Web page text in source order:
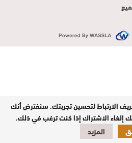
الارتباط لتحسين تجربتك. سنفترض أنك
إلغاء الاشتراك إذا كنت ترغب في ذلك.
المزيد